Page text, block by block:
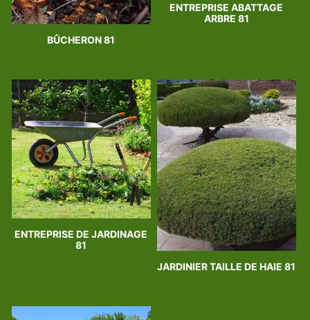
BÛCHERON 81
ENTREPRISE ABATTAGE
ARBRE 81
ENTREPRISE DE JARDINAGE
81
JARDINIER TAILLE DE HAIE 81